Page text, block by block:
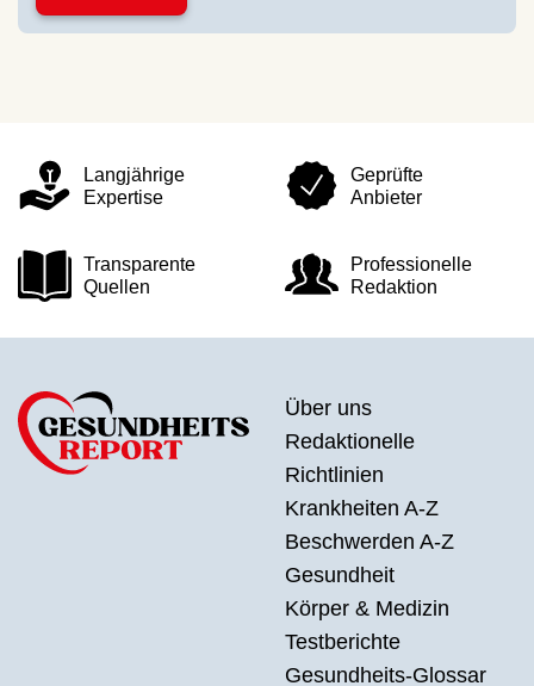
Langjährige
Expertise
Geprüfte
Anbieter
Transparente
Quellen
Professionelle
Redaktion
Über uns
Redaktionelle
Richtlinien
Krankheiten A-Z
Beschwerden A-Z
Gesundheit
Körper & Medizin
Testberichte
Gesundheits-Glossar